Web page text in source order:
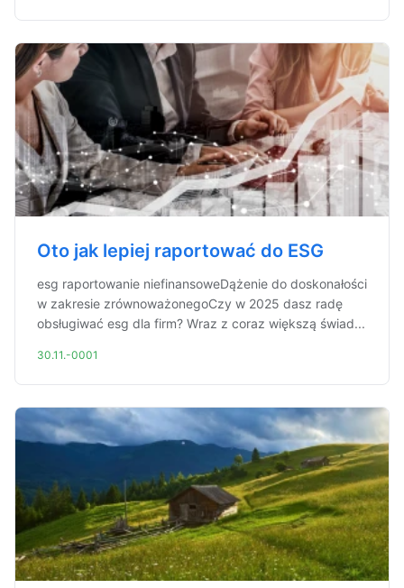
Oto jak lepiej raportować do ESG
esg raportowanie niefinansoweDążenie do doskonałości
w zakresie zrównoważonegoCzy w 2025 dasz radę
obsługiwać esg dla firm? Wraz z coraz większą świad...
30.11.-0001